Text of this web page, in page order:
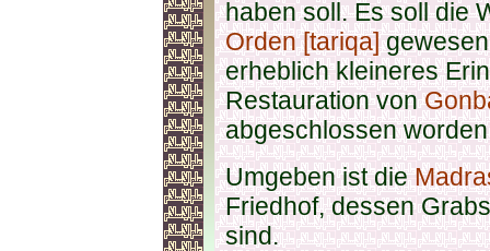
haben soll. Es soll die
Orden [tariqa]
erheblich kleineres
Restauration von
abgeschlossen
Umgeben ist die
Friedhof, dessen
sind.